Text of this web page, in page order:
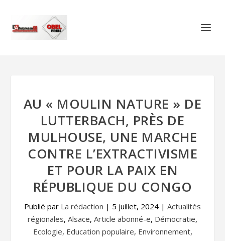
AU « MOULIN NATURE » DE
LUTTERBACH, PRÈS DE
MULHOUSE, UNE MARCHE
CONTRE L’EXTRACTIVISME
ET POUR LA PAIX EN
RÉPUBLIQUE DU CONGO
Publié par La rédaction | 5 juillet, 2024 | Actualités
régionales, Alsace, Article abonné-e, Démocratie,
Ecologie, Education populaire, Environnement,